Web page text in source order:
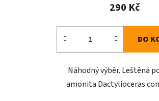
290 Kč
DO
Náhodný výběr. Leštěná
amonita Dactylioceras